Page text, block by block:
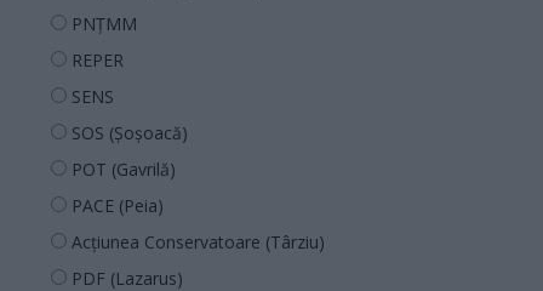
PNȚMM
REPER
SENS
SOS (Șoșoacă)
POT (Gavrilă)
PACE (Peia)
Acțiunea Conservatoare (Târziu)
PDF (Lazarus)